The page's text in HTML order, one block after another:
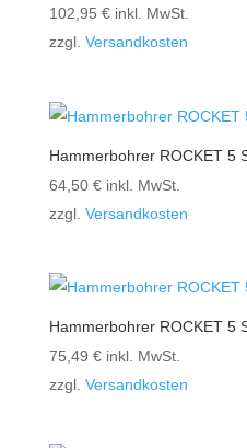
102,95 € inkl. MwSt.
zzgl. Versandkosten
Hammerbohrer ROCKET 5
64,50 € inkl. MwSt.
zzgl. Versandkosten
Hammerbohrer ROCKET 5
75,49 € inkl. MwSt.
zzgl. Versandkosten